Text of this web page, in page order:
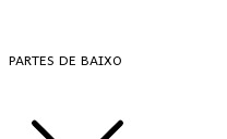
PARTES DE BAIXO